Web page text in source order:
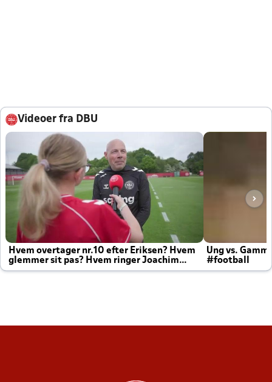
Videoer fra DBU
Hvem overtager nr.10 efter Eriksen? Hvem
glemmer sit pas? Hvem ringer Joachim
altid til efter kampe?
Ung vs.
#football